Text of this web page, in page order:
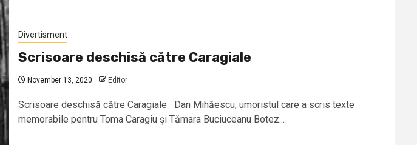
Divertisment
Scrisoare deschisă către Caragiale
November 13, 2020 Editor
Scrisoare deschisă către Caragiale Dan Mihăescu, umoristul care a scris texte
memorabile pentru Toma Caragiu şi Tămara Buciuceanu Botez...